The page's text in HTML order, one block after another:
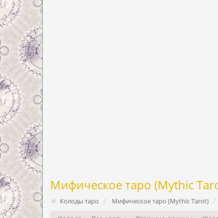
Мифическое таро (Mythic
Колоды таро Мифическое таро (Mythic Tarot)